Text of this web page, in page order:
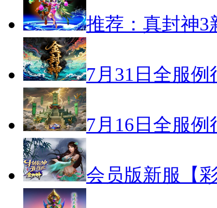
推荐：真封神3
7月31日全服
7月16日全服
会员版新服【